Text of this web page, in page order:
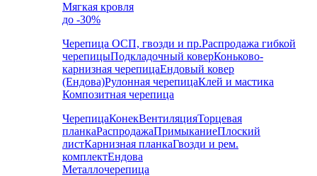
Мягкая кровля
до -30%
Черепица ОСП, гвозди и пр.Распродажа гибкой
черепицыПодкладочный коверКоньково-
карнизная черепицаЕндовый ковер
(Ендова)Рулонная черепицаКлей и мастика
Композитная черепица
ЧерепицаКонекВентиляцияТорцевая
планкаРаспродажаПримыканиеПлоский
листКарнизная планкаГвозди и рем.
комплектЕндова
Металлочерепица